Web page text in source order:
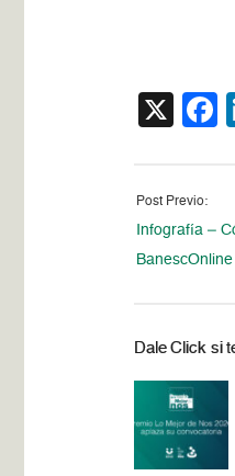
X
Post Previo:
Infografía –
BanescOnline
Dale Click si